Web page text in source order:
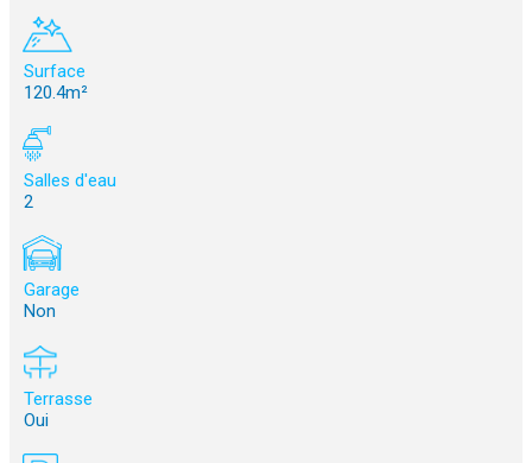
Surface
120.4m²
Salles d'eau
2
Garage
Non
Terrasse
Oui